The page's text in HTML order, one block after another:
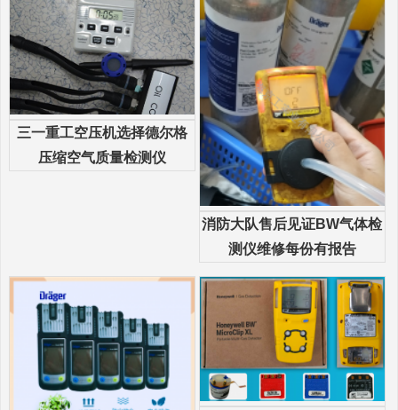
三一重工空压机选择德尔格
压缩空气质量检测仪
消防大队售后见证BW气体检
测仪维修每份有报告